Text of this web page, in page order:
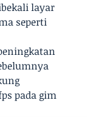
layar
seperti
pada gim